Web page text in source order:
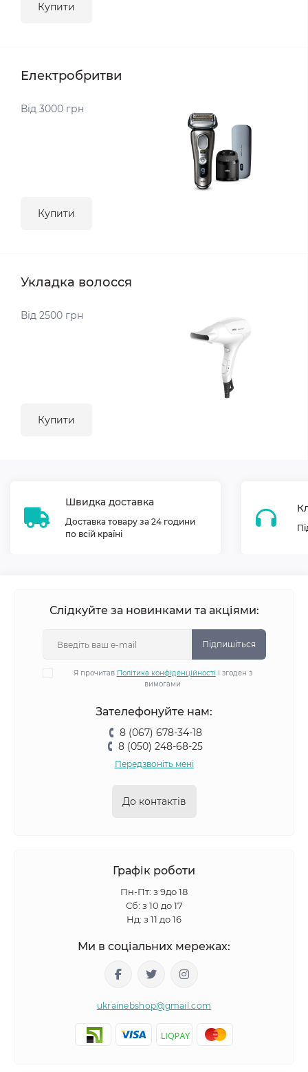
Купити
Електробритви
Від 3000 грн
Купити
Укладка волосся
Від 2500 грн
Купити
Швидка доставка
Доставка товару за 24 години
по всій країні
Слідкуйте за новинками та акціями:
Підпишіться
Я прочитав Політика конфіденційності і згоден з
вимогами
Зателефонуйте нам:
8 (067) 678-34-18
8 (050) 248-68-25
Передзвоніть мені
До контактів
Графік роботи
Пн-Пт: з 9до 18
Сб: з 10 до 17
Нд: з 11 до 16
Ми в соціальних мережах:
ukrainebshop@gmail.com